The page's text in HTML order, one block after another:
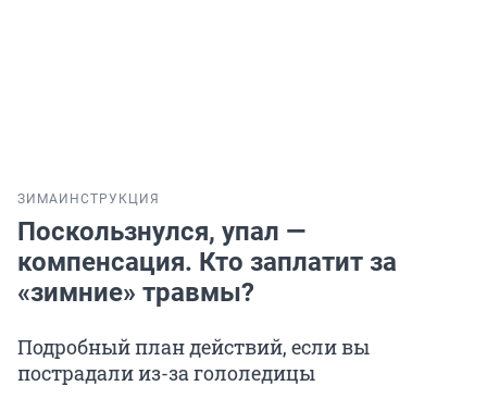
ЗИМА ИНСТРУКЦИЯ
Поскользнулся, упал —
компенсация. Кто заплатит за
«зимние» травмы?
Подробный план действий, если вы
пострадали из-за гололедицы